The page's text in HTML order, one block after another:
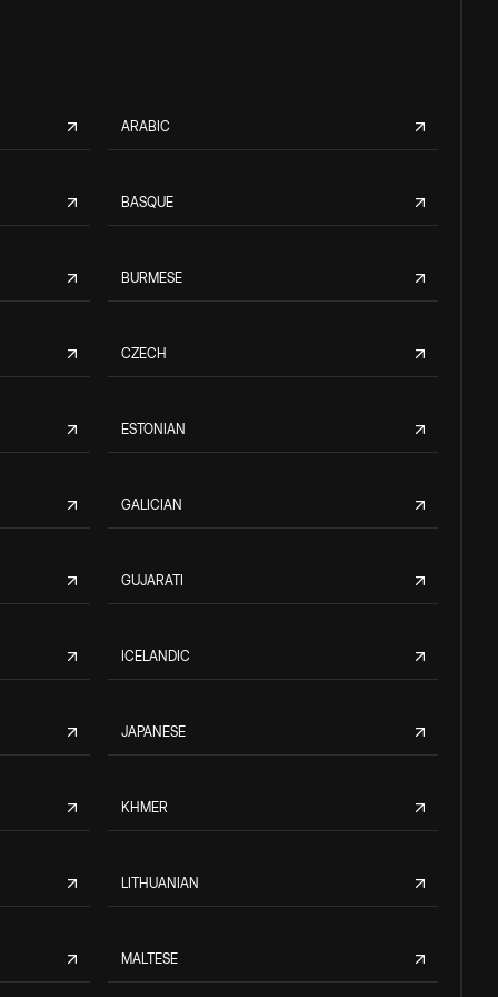
ARABIC
BASQUE
BURMESE
CZECH
ESTONIAN
GALICIAN
GUJARATI
ICELANDIC
JAPANESE
KHMER
LITHUANIAN
MALTESE